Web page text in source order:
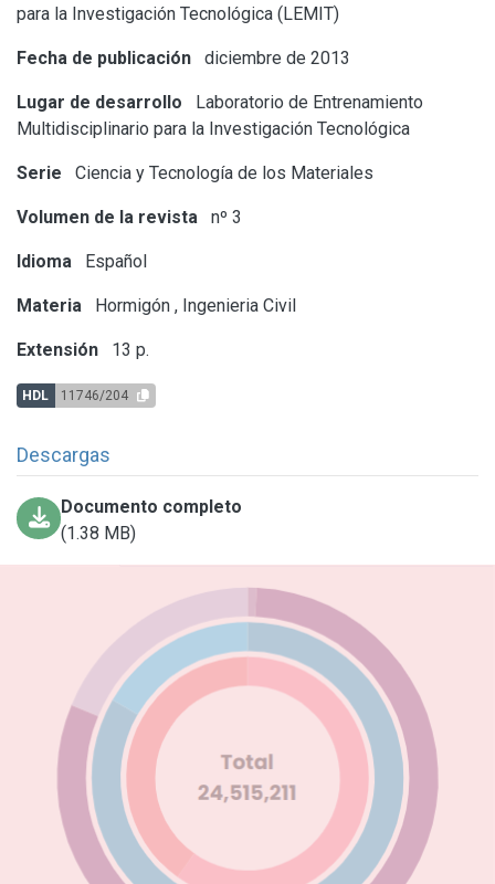
para la Investigación Tecnológica (LEMIT)
Fecha de publicación diciembre de 2013
Lugar de desarrollo
Laboratorio de Entrenamiento
Multidisciplinario para la Investigación Tecnológica
Serie Ciencia y Tecnología de los Materiales
Volumen de la revista nº 3
Idioma Español
Materia Hormigón , Ingenieria Civil
Extensión 13 p.
HDL 11746/204
Descargas
Documento completo
(1.38 MB)